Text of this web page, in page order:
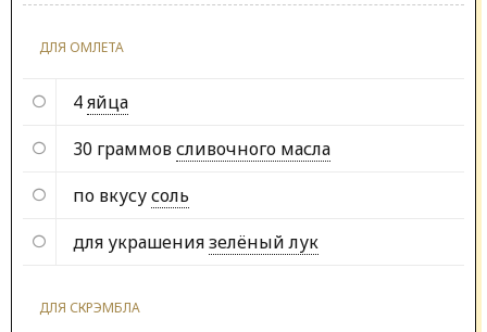
ДЛЯ ОМЛЕТА
4яйца
30 граммовсливочного масла
по вкусусоль
для украшениязелёный лук
ДЛЯ СКРЭМБЛА